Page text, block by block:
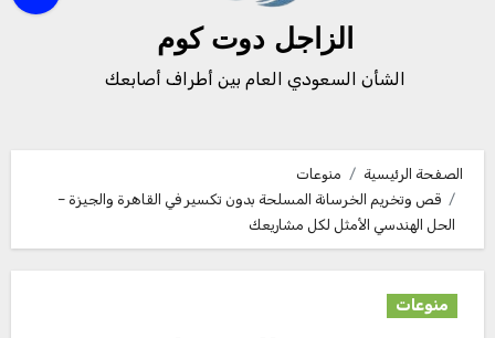
الزاجل دوت كوم
الشأن السعودي العام بين أطراف أصابعك
الصفحة الرئيسية
منوعات
قص وتخريم الخرسانة المسلحة بدون تكسير في القاهرة والجيزة –
الحل الهندسي الأمثل لكل مشاريعك
منوعات